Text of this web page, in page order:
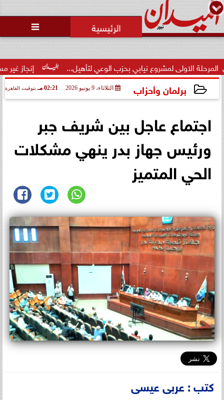

إنجاز غير مسبوق.. لمشروع نيابي بحزب الوعي لتأهيل...
برلمان وأحزاب الثلاثاء، 9 يونيو 2026 02:21 مـ بتوقيت القاهرة
اجتماع عاجل بين شريف جبر
ورئيس جهاز بدر ينهي مشكلات
الحي المتميز
كتب : عربى عيسى